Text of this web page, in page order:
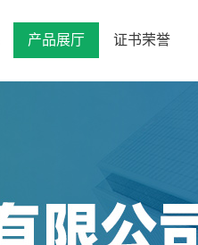
产品展厅 证书荣誉